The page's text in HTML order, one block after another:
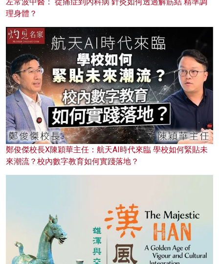
理身體？
鄭俊傑校長X陳穎華主任：航天AI時代來臨 學校如何緊貼未
來潮流？校內數字教育如何實踐落地？